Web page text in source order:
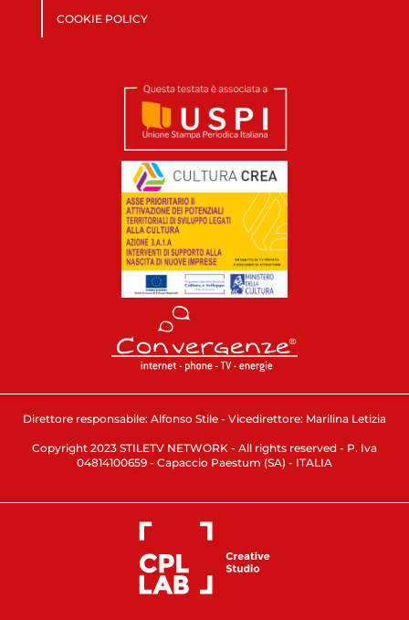
COOKIE POLICY
Direttore responsabile: Alfonso Stile - Vicedirettore: Marilina Letizia
Copyright 2023 STILETV NETWORK - All rights reserved - P. Iva
04814100659 - Capaccio Paestum (SA) - ITALIA